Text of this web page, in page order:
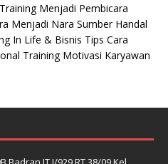
Menjadi Pembicara
Menjadi Nara Sumber Handal
In Life & Bisnis Tips Cara
Training Motivasi Karyawan